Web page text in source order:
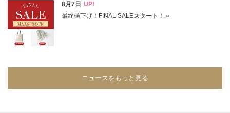
再入荷
カラー
ニュースをもっと見る